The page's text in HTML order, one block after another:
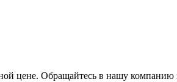
цене. Обращайтесь в нашу компанию